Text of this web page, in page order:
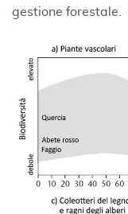
gestione forestale.